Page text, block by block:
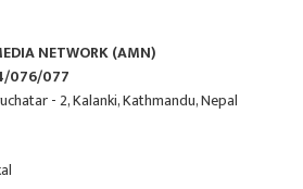
NETWORK (AMN)
076/077
- 2, Kalanki, Kathmandu, Nepal